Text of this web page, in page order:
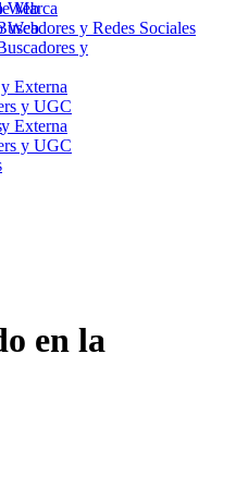
Marca
Web
y
Externa
y UGC
Web
y Redes Sociales
Externa
y UGC
en la